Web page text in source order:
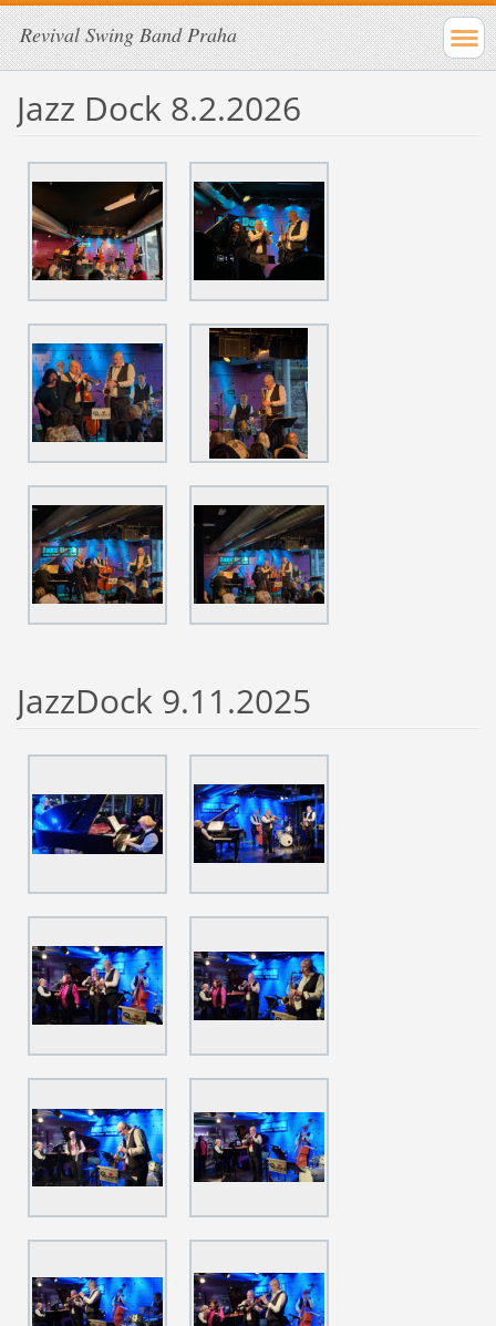
Revival Swing Band Praha
Jazz Dock 8.2.2026
JazzDock 9.11.2025